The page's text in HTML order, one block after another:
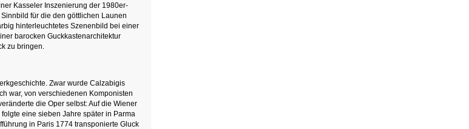
Kasseler Inszenierung der 1980er-
für die den göttlichen Launen
hinterleuchtetes Szenenbild bei einer
barocken Guckkastenarchitektur
zu bringen.
Zwar wurde Calzabigis
war, von verschiedenen Komponisten
die Oper selbst: Auf die Wiener
eine sieben Jahre später in Parma
in Paris 1774 transponierte Gluck